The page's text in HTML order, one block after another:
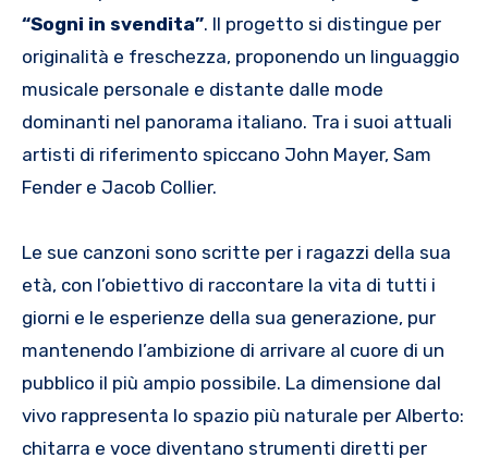
“Sogni in svendita”. Il progetto si distingue per
originalità e freschezza, proponendo un linguaggio
musicale personale e distante dalle mode
dominanti nel panorama italiano. Tra i suoi attuali
artisti di riferimento spiccano John Mayer, Sam
Fender e Jacob Collier.
Le sue canzoni sono scritte per i ragazzi della sua
età, con l’obiettivo di raccontare la vita di tutti i
giorni e le esperienze della sua generazione, pur
mantenendo l’ambizione di arrivare al cuore di un
pubblico il più ampio possibile. La dimensione dal
vivo rappresenta lo spazio più naturale per Alberto:
chitarra e voce diventano strumenti diretti per